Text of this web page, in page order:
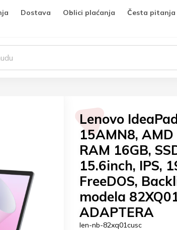
Dostava Oblici plaćanja
Česta pitanja
Lenovo
15AMN8,
RAM 16GB,
15.6inch, IPS,
FreeDOS,
modela
ADAPTERA
len-nb-82xq01cusc